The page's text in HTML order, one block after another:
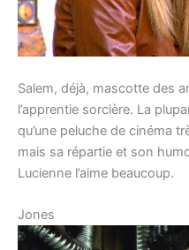
Salem, déjà, mascotte des
l’apprentie sorcière. La
qu’une peluche de cinéma
mais sa répartie et son
Lucienne l’aime beaucoup.
Jones